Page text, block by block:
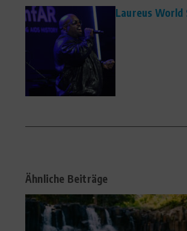
Laureus
Ähnliche Beiträge